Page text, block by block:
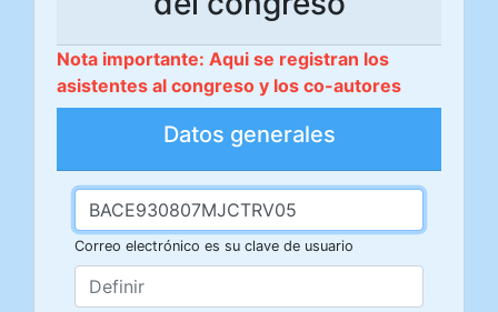
Nota importante: Aqui se registran los
asistentes al congreso y los co-autores
Datos generales
Correo electrónico es su clave de usuario